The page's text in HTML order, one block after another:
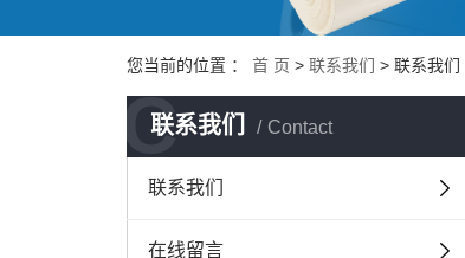
您当前的位置 ：首 页 >联系我们 >联系我们
联系我们 Contact
C
联系我们
在线留言